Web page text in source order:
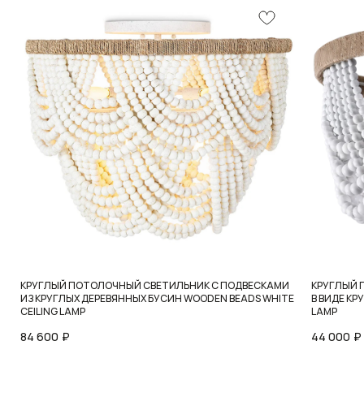
КРУГЛЫЙ ПОТОЛОЧНЫЙ СВЕТИЛЬНИК С ПОДВЕСКАМИ
ИЗ КРУГЛЫХ ДЕРЕВЯННЫХ БУСИН WOODEN BEADS WHITE
CEILING LAMP
84 600 ₽
КРУГЛЫЙ
В ВИДЕ
LAMP
44 000 ₽